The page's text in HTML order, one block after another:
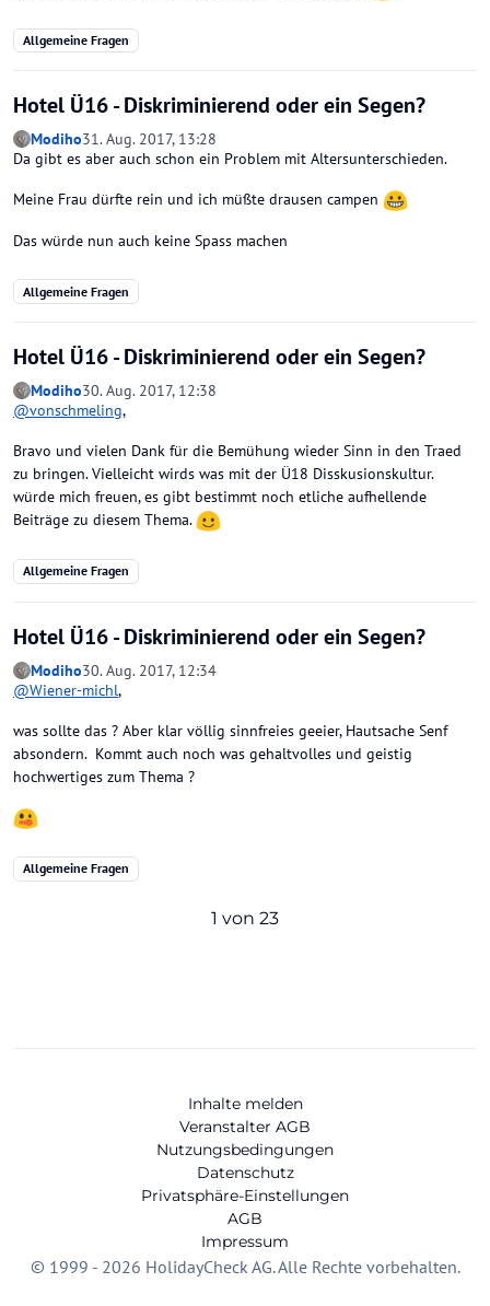
Allgemeine Fragen
Hotel Ü16 - Diskriminierend oder ein Segen?
Modiho31. Aug. 2017, 13:28
Da gibt es aber auch schon ein Problem mit Altersunterschieden.
Meine Frau dürfte rein und ich müßte drausen campen
Das würde nun auch keine Spass machen
Allgemeine Fragen
Hotel Ü16 - Diskriminierend oder ein Segen?
Modiho30. Aug. 2017, 12:38
@vonschmeling,
Bravo und vielen Dank für die Bemühung wieder Sinn in den Traed
zu bringen. Vielleicht wirds was mit der Ü18 Disskusionskultur.
würde mich freuen, es gibt bestimmt noch etliche aufhellende
Beiträge zu diesem Thema.
Allgemeine Fragen
Hotel Ü16 - Diskriminierend oder ein Segen?
Modiho30. Aug. 2017, 12:34
@Wiener-michl,
was sollte das ? Aber klar völlig sinnfreies geeier, Hautsache Senf
absondern. Kommt auch noch was gehaltvolles und geistig
hochwertiges zum Thema ?
Allgemeine Fragen
1 von 23
Inhalte melden
Veranstalter AGB
Nutzungsbedingungen
Datenschutz
Privatsphäre-Einstellungen
AGB
Impressum
© 1999 - 2026 HolidayCheck AG. Alle Rechte vorbehalten.